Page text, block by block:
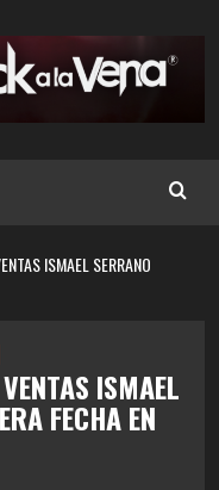
ISMAEL SERRANO
ISMAEL
FECHA EN